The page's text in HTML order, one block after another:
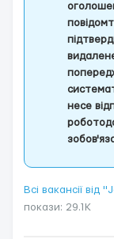
несе
Всі вакансії
покази: 29.1K